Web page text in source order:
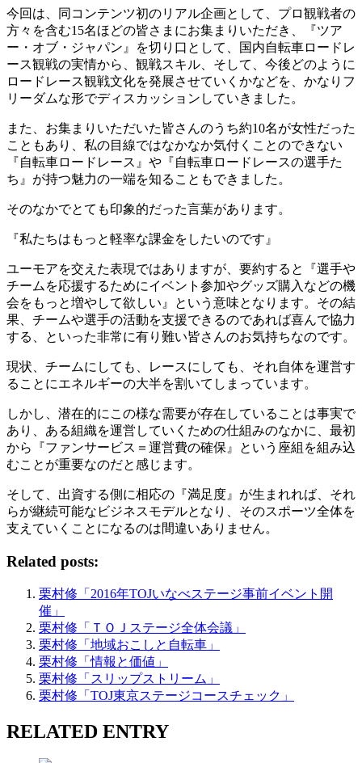
今回は、同コンテンツ初のリアル企画として、プロ観戦者の
方々を含む15名ほどの皆さまにお集まりいただき、『ツア
ー・オブ・ジャパン』を切り口として、国内自転車ロードレ
ース観戦の実情から、観戦スキル、そして、今後どのように
ロードレース観戦文化を発展させていくかなどを、かなりフ
リーダムな形でディスカッションしていきました。
また、お集まりいただいた皆さんのうち約10名が女性だった
こともあり、私の目線ではなかなか気付くことのできない
『自転車ロードレース』や『自転車ロードレースの選手た
ち』が持つ魅力の一端を知ることもできました。
そのなかでとても印象的だった言葉があります。
『私たちはもっと軽率な課金をしたいのです』
ユーモアを交えた表現ではありますが、要約すると『選手や
チームを応援するためにイベント参加やグッズ購入などの機
会をもっと増やして欲しい』という意味となります。その結
果、チームや選手の活動を支援できるのであれば喜んで協力
する、といった非常に有り難い皆さんのお気持ちなのです。
現状、チームにしても、レースにしても、それ自体を運営す
ることにエネルギーの大半を割いてしまっています。
しかし、潜在的にこの様な需要が存在していることは事実で
あり、ある組織を運営していくための仕組みのなかに、最初
から『ファンサービス＝運営費の確保』という座組を組み込
むことが重要なのだと感じます。
そして、出資する側に相応の『満足度』が生まれれば、それ
らが継続可能なビジネスモデルとなり、そのスポーツ全体を
支えていくことになるのは間違いありません。
Related posts:
栗村修「2016年TOJいなべステージ事前イベント開
催」
栗村修「ＴＯＪステージ全体会議」
栗村修「地域おこしと自転車」
栗村修「情報と価値」
栗村修「スリップストリーム」
栗村修「TOJ東京ステージコースチェック」
RELATED ENTRY